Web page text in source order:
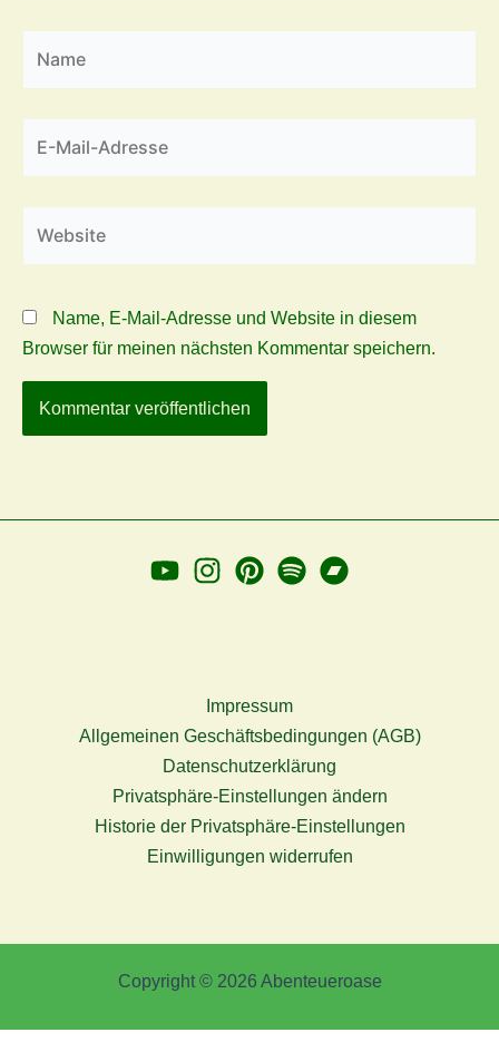
Name, E-Mail-Adresse und Website in diesem
Browser für meinen nächsten Kommentar speichern.
Impressum
Allgemeinen Geschäftsbedingungen (AGB)
Datenschutzerklärung
Privatsphäre-Einstellungen ändern
Historie der Privatsphäre-Einstellungen
Einwilligungen widerrufen
Copyright © 2026 Abenteueroase